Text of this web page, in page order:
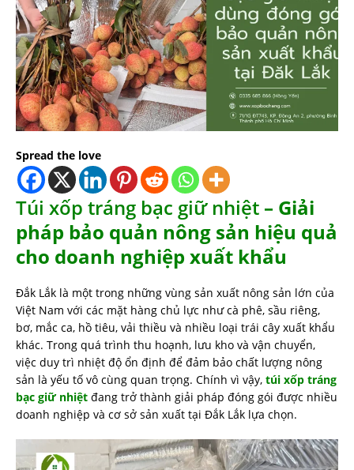
Spread the love
Túi xốp tráng bạc giữ nhiệt – Giải
pháp bảo quản nông sản hiệu quả
cho doanh nghiệp xuất khẩu
Đắk Lắk là một trong những vùng sản xuất nông sản lớn của
Việt Nam với các mặt hàng chủ lực như cà phê, sầu riêng,
bơ, mắc ca, hồ tiêu, vải thiều và nhiều loại trái cây xuất khẩu
khác. Trong quá trình thu hoạnh, lưu kho và vận chuyển,
việc duy trì nhiệt độ ổn định để đảm bảo chất lượng nông
sản là yếu tố vô cùng quan trọng. Chính vì vậy, túi xốp tráng
bạc giữ nhiệt đang trở thành giải pháp đóng gói được nhiều
doanh nghiệp và cơ sở sản xuất tại Đắk Lắk lựa chọn.